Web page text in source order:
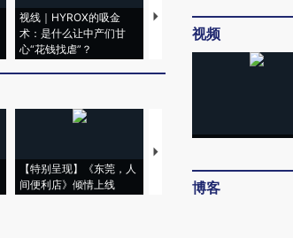
视线｜HYROX的吸金
术：是什么让中产们甘
心“花钱找虐”？
马航飞行员跨国走私7万
粒摇头丸 尿检体内含3种
【特别呈现】《东莞，人
间便利店》倾情上线
【推广】走进第四届链博
会，让数智科技“链”接产
视频
博客